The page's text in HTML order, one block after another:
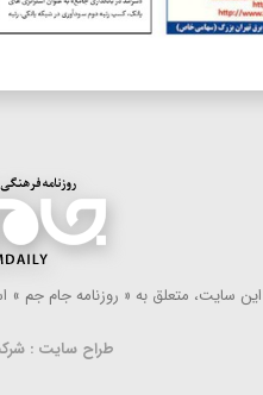
سایت، متعلق به « روزنامه جام جم »
طراح سایت :